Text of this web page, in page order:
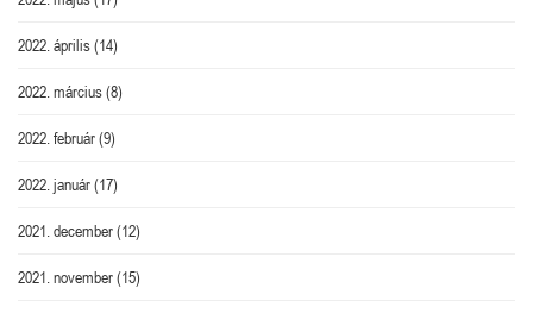
2022. április(14)
2022. március(8)
2022. február(9)
2022. január(17)
2021. december(12)
2021. november(15)